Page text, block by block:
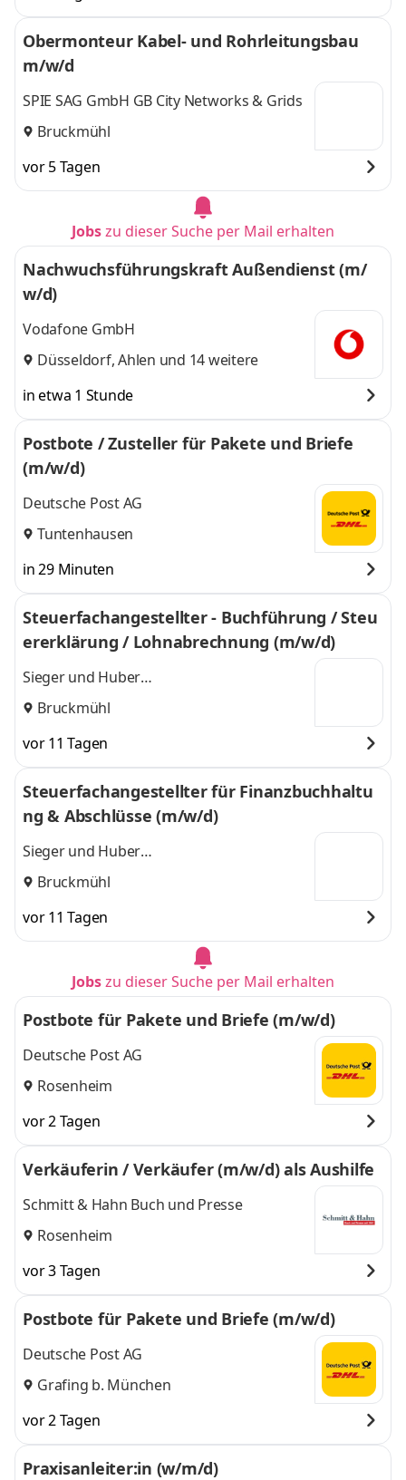
Obermonteur Kabel- und Rohrleitungsbau
m/w/d
SPIE SAG GmbH GB City Networks & Grids
Bruckmühl
vor 5 Tagen
Jobszu dieser Suche per Mail erhalten
Nachwuchsführungskraft Außendienst (m/
w/d)
Vodafone GmbH
Düsseldorf,Ahlen und 14 weitere
in etwa 1 Stunde
Postbote / Zusteller für Pakete und Briefe
(m/w/d)
Deutsche Post AG
Tuntenhausen
in 29 Minuten
Steuerfachangestellter - Buchführung / Steu
ererklärung / Lohnabrechnung (m/w/d)
Sieger und Huber
Steuerberatungsgesellschaft mbH
Bruckmühl
vor 11 Tagen
Steuerfachangestellter für Finanzbuchhaltu
ng & Abschlüsse (m/w/d)
Sieger und Huber
Steuerberatungsgesellschaft mbH
Bruckmühl
vor 11 Tagen
Jobszu dieser Suche per Mail erhalten
Postbote für Pakete und Briefe (m/w/d)
Deutsche Post AG
Rosenheim
vor 2 Tagen
Verkäuferin / Verkäufer (m/w/d) als Aushilfe
Schmitt & Hahn Buch und Presse
Rosenheim
vor 3 Tagen
Postbote für Pakete und Briefe (m/w/d)
Deutsche Post AG
Grafing b. München
vor 2 Tagen
Praxisanleiter:in (w/m/d)